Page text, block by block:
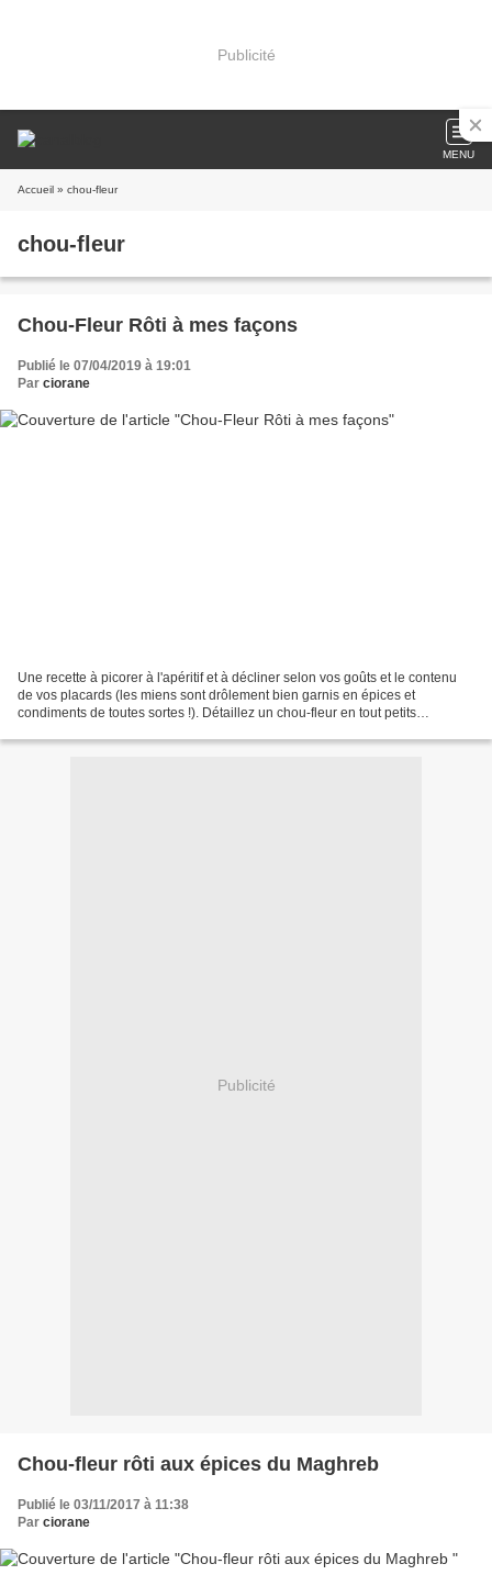
Publicité
MENU
Accueil » chou-fleur
chou-fleur
Chou-Fleur Rôti à mes façons
Publié le 07/04/2019 à 19:01
Par ciorane
Une recette à picorer à l'apéritif et à décliner selon vos goûts et le contenu
de vos placards (les miens sont drôlement bien garnis en épices et
condiments de toutes sortes !). Détaillez un chou-fleur en tout petits
Publicité
Chou-fleur rôti aux épices du Maghreb
Publié le 03/11/2017 à 11:38
Par ciorane